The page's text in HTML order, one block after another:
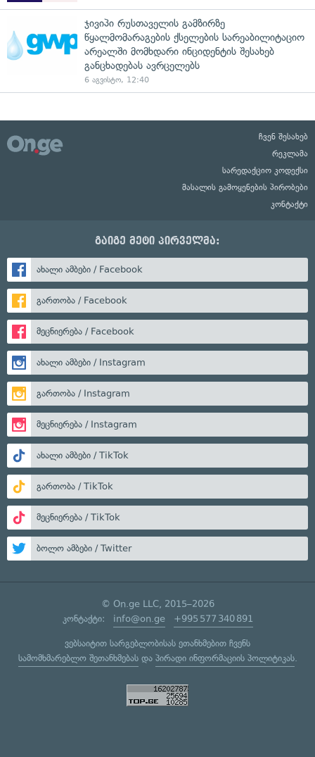
ჯივიპი რუსთაველის გამზირზე
წყალმომარაგების ქსელების სარეაბილიტაციო
არეალში მომხდარი ინციდენტის შესახებ
განცხადებას ავრცელებს
6 აგვისტო, 12:40
ჩვენ შესახებ
რეკლამა
სარედაქციო კოდექსი
მასალის გამოყენების პირობები
კონტაქტი
გაიგე მეტი პირველმა:
ახალი ამბები / Facebook
გართობა / Facebook
მეცნიერება / Facebook
ახალი ამბები / Instagram
გართობა / Instagram
მეცნიერება / Instagram
ახალი ამბები / TikTok
გართობა / TikTok
მეცნიერება / TikTok
ბოლო ამბები / Twitter
© On.ge LLC, 2015–2026
კონტაქტი: info@on.ge +995 577 340 891
ვებსაიტით სარგებლობისას ეთანხმებით ჩვენს
სამომხმარებლო შეთანხმებასდა პირადი ინფორმაციის პოლიტიკას.